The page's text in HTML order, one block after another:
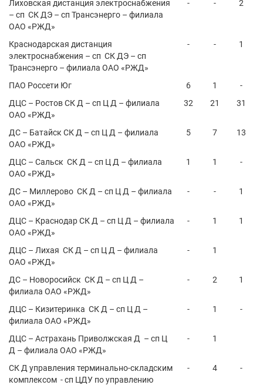
Лиховская дистанция электроснабжения
– сп СК ДЭ – сп Трансэнерго – филиала
ОАО «РЖД»
- - 2
Краснодарская дистанция
электроснабжения – сп СК ДЭ – сп
Трансэнерго – филиала ОАО «РЖД»
- - 1
ПАО Россети Юг 6 1
-
ДЦС – Ростов СК Д – сп Ц Д – филиала
ОАО «РЖД»
32 21 31
ДС – Батайск СК Д – сп Ц Д – филиала
ОАО «РЖД»
5 7 13
ДЦС – Сальск СК Д – сп Ц Д – филиала
ОАО «РЖД»
1 1 -
ДС – Миллерово СК Д – сп Ц Д – филиала
ОАО «РЖД»
- - 1
ДЦС – Краснодар СК Д – сп Ц Д – филиала
ОАО «РЖД»
- 1 1
ДЦС – Лихая СК Д – сп Ц Д – филиала
ОАО «РЖД»
- 1
ДС – Новоросийск СК Д – сп Ц Д –
филиала ОАО «РЖД»
- 2 1
ДЦС – Кизитеринка СК Д – сп Ц Д –
филиала ОАО «РЖД»
- 1 -
ДЦС – Астрахань Приволжская Д – сп Ц
Д – филиала ОАО «РЖД»
- 1
СК Д управления терминально-складским
комплексом - сп ЦДУ по управлению
- 4 -